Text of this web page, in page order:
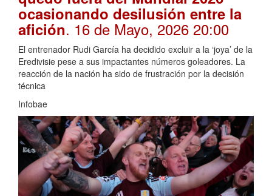
ocasionando desilusión entre la
afición. 16 de Mayo, 2026 20:00
El entrenador Rudi García ha decidido excluir a la ‘joya’ de la
Eredivisie pese a sus impactantes números goleadores. La
reacción de la nación ha sido de frustración por la decisión
técnica
Infobae